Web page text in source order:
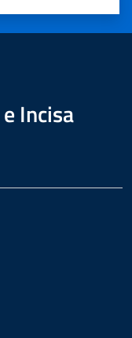
Incisa